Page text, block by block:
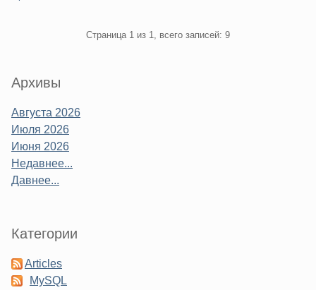
Страница 1 из 1, всего записей: 9
Sidebar
Архивы
Августа 2026
Июля 2026
Июня 2026
Недавнее...
Давнее...
Категории
Articles
MySQL